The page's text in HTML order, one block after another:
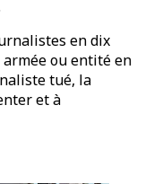
en dix
ou entité en
tué, la
et à